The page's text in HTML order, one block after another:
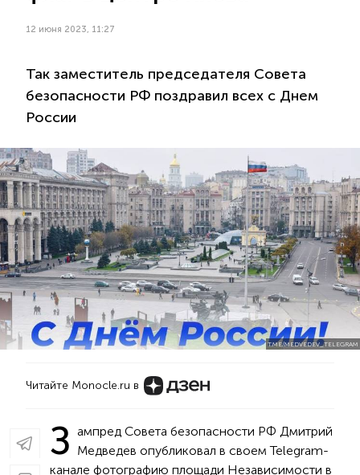
12 июня 2023, 11:27
Так заместитель председателя Совета
безопасности РФ поздравил всех с Днем
России
T.ME/MEDVEDEV_TELEGRAM
Читайте Monocle.ru в
З ампред Совета безопасности РФ Дмитрий
Медведев опубликовал в своем Telegram-
канале фотографию площади Независимости в